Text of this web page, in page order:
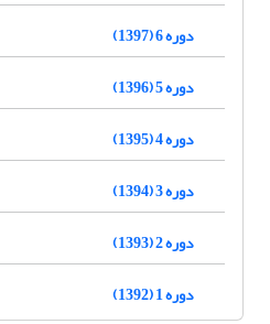
دوره 6 (1397)
دوره 5 (1396)
دوره 4 (1395)
دوره 3 (1394)
دوره 2 (1393)
دوره 1 (1392)